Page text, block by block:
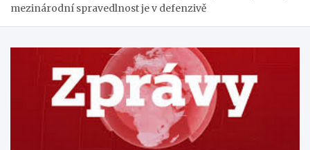
mezinárodní spravedlnost je v defenzivě